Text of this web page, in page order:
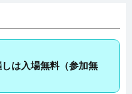
は入場無料（参加無